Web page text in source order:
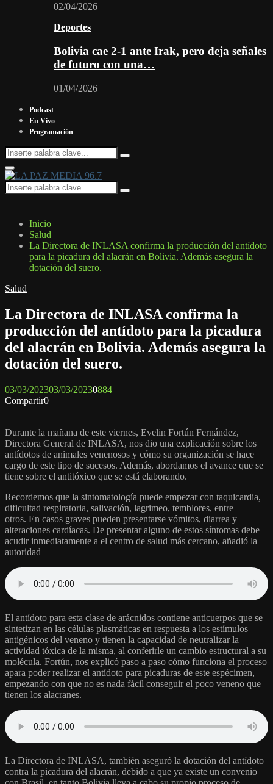
02/04/2026
Deportes
Bolivia cae 2-1 ante Irak, pero deja señales
de futuro con una…
01/04/2026
Podcast
En Vivo
Programación
Search
for:
Search
Facebook
Twitter
Instagram
Youtube
Email
Twitch
Whatsapp
Primary
Menu
Search
for:
Search
Inicio
Salud
La Directora de INLASA confirma la producción del antídoto
para la picadura del alacrán en Bolivia. Además asegura la
dotación del suero.
Salud
La Directora de INLASA confirma la
producción del antídoto para la picadura
del alacrán en Bolivia. Además asegura la
dotación del suero.
03/03/202303/03/20230884
Compartir0
Durante la mañana de este viernes, Evelin Fortún Fernández,
Directora General de INLASA, nos dio una explicación sobre los
antídotos de animales venenosos y cómo su organización se hace
cargo de este tipo de sucesos. Además, abordamos el avance que se
tiene sobre el antitóxico que se está elaborando.
Recordemos que la sintomatología puede empezar con taquicardia,
dificultad respiratoria, salivación, lagrimeo, temblores, entre
otros. En casos graves pueden presentarse vómitos, diarrea y
alteraciones cardíacas. De presentar alguno de estos síntomas debe
acudir inmediatamente a el centro de salud más cercano, añadió la
autoridad
El antídoto para esta clase de arácnidos contiene anticuerpos que se
sintetizan en las células plasmáticas en respuesta a los estímulos
antigénicos del veneno y tienen la capacidad de neutralizar la
actividad tóxica de la misma, al conferirle un cambio estructural a su
molécula. Fortún, nos explicó paso a paso cómo funciona el proceso
apara poder realizar el antídoto para picaduras de este espécimen,
empezando con que no es nada fácil conseguir el poco veneno que
tienen los alacranes.
La Directora de INLASA, también aseguró la dotación del antídoto
contra la picadura del alacrán, debido a que ya existe un convenio